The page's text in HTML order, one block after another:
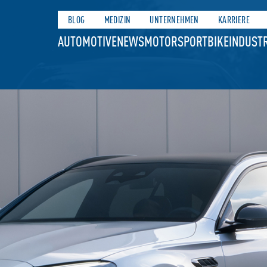
BLOG MEDIZIN UNTERNEHMEN KARRIERE
AUTOMOTIVENEWSMOTORSPORTBIKE